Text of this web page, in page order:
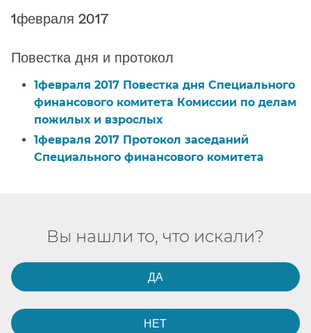
1февраля 2017​​
Повестка дня и протокол​​
1февраля 2017 Повестка дня Специального
финансового комитета Комиссии по делам
пожилых и взрослых​​
1февраля 2017 Протокол заседаний
Специального финансового комитета​​
Вы нашли то, что искали?​​
ДА​​
НЕТ​​